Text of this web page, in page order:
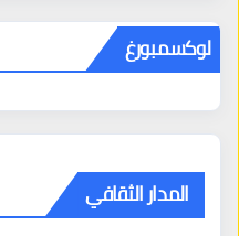
لوكسمبورغ
المدار الثقافي